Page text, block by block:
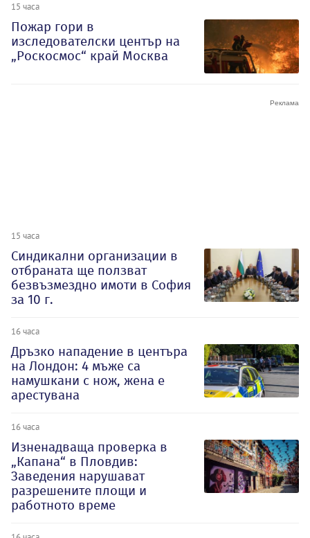
15 часа
Пожар гори в
изследователски център на
„Роскосмос“ край Москва
15 часа
Синдикални организации в
отбраната ще ползват
безвъзмездно имоти в София
за 10 г.
16 часа
Дръзко нападение в центъра
на Лондон: 4 мъже са
намушкани с нож, жена е
арестувана
16 часа
Изненадваща проверка в
„Капана“ в Пловдив:
Заведения нарушават
разрешените площи и
работното време